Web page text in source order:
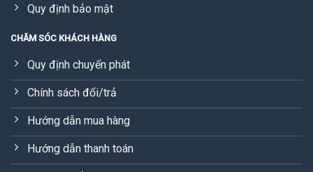
Quy định bảo mật
CHĂM SÓC KHÁCH HÀNG
Quy định chuyển phát
Chính sách đổi/trả
Hướng dẫn mua hàng
Hướng dẫn thanh toán